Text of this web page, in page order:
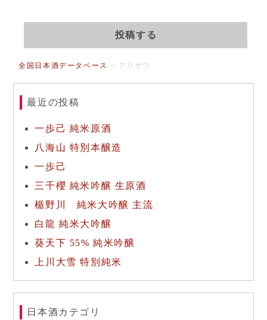
投稿する
全国日本酒データベース > アリサワ
最近の投稿
一歩己 純米原酒
八海山 特別本醸造
一歩己
三千櫻 純米吟醸 生原酒
楯野川 純米大吟醸 主流
白龍 純米大吟醸
葵天下 55% 純米吟醸
上川大雪 特別純米
日本酒カテゴリ